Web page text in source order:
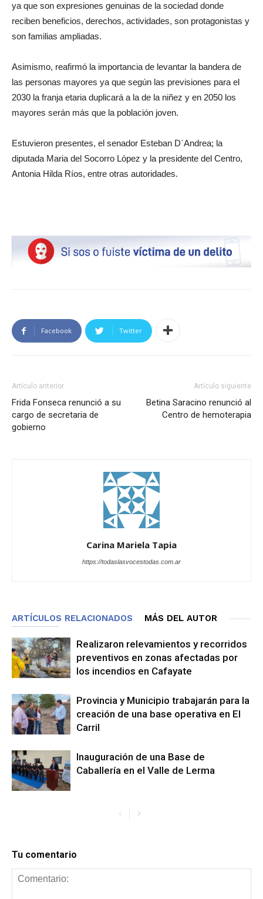
ya que son expresiones genuinas de la sociedad donde
reciben beneficios, derechos, actividades, son protagonistas y
son familias ampliadas.
Asimismo, reafirmó la importancia de levantar la bandera de
las personas mayores ya que según las previsiones para el
2030 la franja etaria duplicará a la de la niñez y en 2050 los
mayores serán más que la población joven.
Estuvieron presentes, el senador Esteban D`Andrea; la
diputada Maria del Socorro López y la presidente del Centro,
Antonia Hilda Ríos, entre otras autoridades.
Facebook Twitter
Artículo anterior
Frida Fonseca renunció a su
cargo de secretaria de
gobierno
Artículo siguiente
Betina Saracino renunció al
Centro de hemoterapia
Carina Mariela Tapia
https://todaslasvocestodas.com.ar
ARTÍCULOS RELACIONADOS MÁS DEL AUTOR
Realizaron relevamientos y recorridos
preventivos en zonas afectadas por
los incendios en Cafayate
Provincia y Municipio trabajarán para la
creación de una base operativa en El
Carril
Inauguración de una Base de
Caballería en el Valle de Lerma
Tu comentario